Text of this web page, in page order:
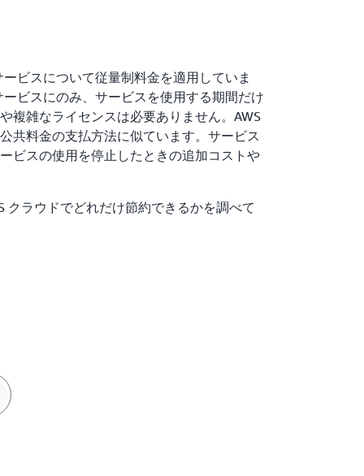
ビスについて従量制料金を適用していま
ビスにのみ、サービスを使用する期間だけ
複雑なライセンスは必要ありません。AWS
共料金の支払方法に似ています。サービス
ビスの使用を停止したときの追加コストや
クラウドでどれだけ節約できるかを調べて